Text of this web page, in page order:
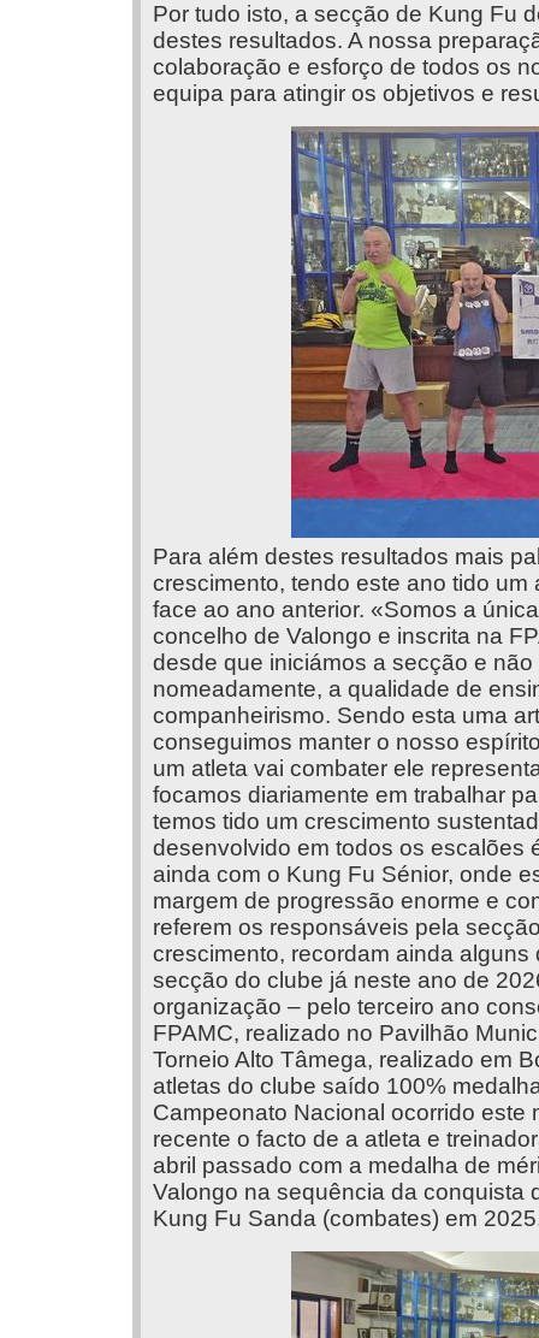
Por tudo isto, a secção de Kung Fu
destes resultados. A nossa
colaboração e esforço de todos os
equipa para atingir os objetivos e
Para além destes resultados mais
crescimento, tendo este ano tido
face ao ano anterior. «Somos a
concelho de Valongo e inscrita na
desde que iniciámos a secção e
nomeadamente, a qualidade de
companheirismo. Sendo esta uma
conseguimos manter o nosso
um atleta vai combater ele
focamos diariamente em trabalhar
temos tido um crescimento
desenvolvido em todos os escalões
ainda com o Kung Fu Sénior, onde
margem de progressão enorme e
referem os responsáveis pela
crescimento, recordam ainda
secção do clube já neste ano de
organização – pelo terceiro ano
FPAMC, realizado no Pavilhão
Torneio Alto Tâmega, realizado em
atletas do clube saído 100%
Campeonato Nacional ocorrido este
recente o facto de a atleta e
abril passado com a medalha de
Valongo na sequência da conquista
Kung Fu Sanda (combates) em